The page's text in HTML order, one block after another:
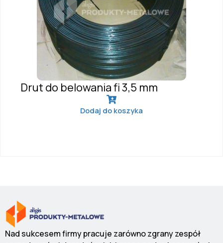
Drut do belowania fi 3,5 mm
Dodaj do koszyka
Nad sukcesem firmy pracuje zarówno zgrany zespół